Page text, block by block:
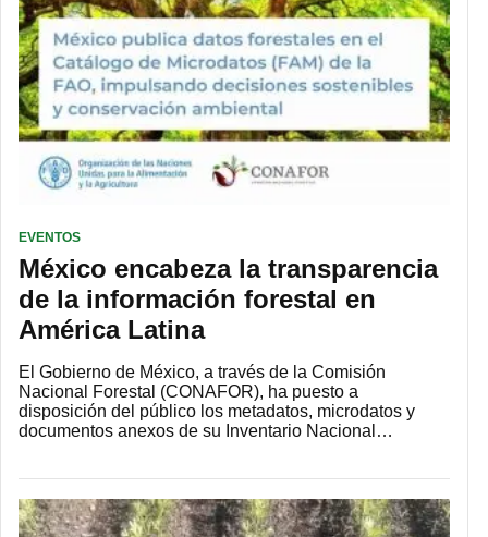
EVENTOS
México encabeza la transparencia
de la información forestal en
América Latina
El Gobierno de México, a través de la Comisión
Nacional Forestal (CONAFOR), ha puesto a
disposición del público los metadatos, microdatos y
documentos anexos de su Inventario Nacional…